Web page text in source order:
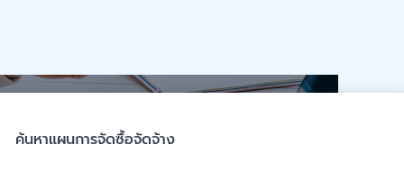
ค้นหาแผนการจัดซื้อจัดจ้าง